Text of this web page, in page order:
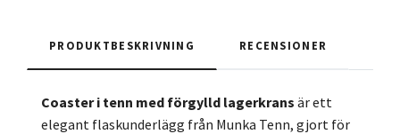
PRODUKTBESKRIVNING RECENSIONER
Coaster i tenn med förgylld lagerkrans är ett
elegant flaskunderlägg från Munka Tenn, gjort för